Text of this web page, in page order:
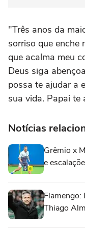
"Três anos da
sorriso que enche
que acalma meu
Deus siga
possa te ajudar a
sua vida. Papai te
Notícias
Grêmio x
e
Flamengo:
Thiago